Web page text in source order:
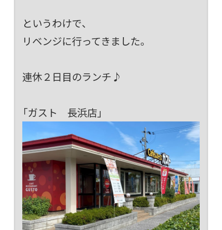
というわけで、
リベンジに行ってきました。
連休２日目のランチ♪
「ガスト 長浜店」